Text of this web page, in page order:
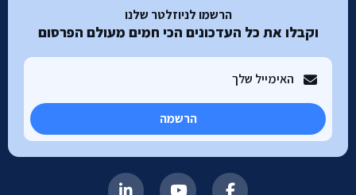
הרשמו לניוזלטר שלנו
וקבלו את כל העדכונים הכי חמים מעולם הפרסום
הרשמה